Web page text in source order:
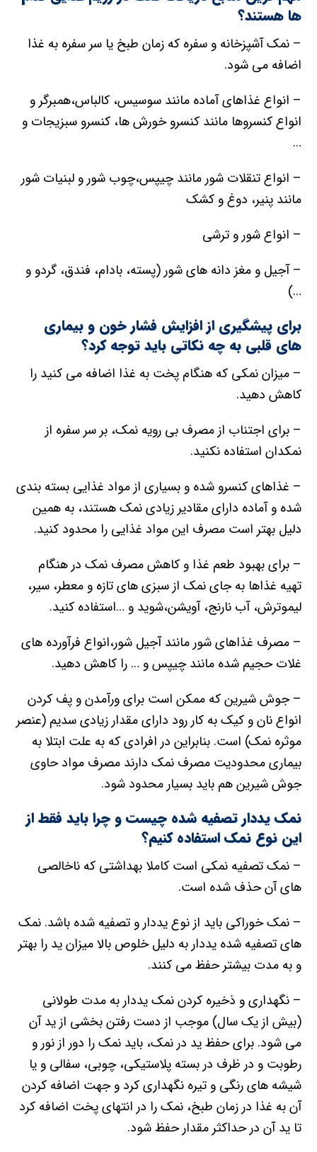
ها هستند؟
– نمک آشپزخانه و سفره که زمان طبخ یا سر سفره به غذا
اضافه می شود.
– انواع غذاهای آماده مانند سوسیس، کالباس،همبرگر و
انواع کنسروها مانند کنسرو خورش ها، کنسرو سبزیجات و
…
– انواع تنقلات شور مانند چیپس،چوب شور و لبنیات شور
مانند پنیر، دوغ و کشک
– انواع شور و ترشی
– آجیل و مغز دانه های شور (پسته، بادام، فندق، گردو و
…)
برای پیشگیری از افزایش فشار خون و بیماری
های قلبی به چه نکاتی باید توجه کرد؟
– میزان نمکی که هنگام پخت به غذا اضافه می کنید را
کاهش دهید.
– برای اجتناب از مصرف بی رویه نمک، بر سر سفره از
نمکدان استفاده نکنید.
– غذاهای کنسرو شده و بسیاری از مواد غذایی بسته بندی
شده و آماده دارای مقادیر زیادی نمک هستند، به همین
دلیل بهتر است مصرف این مواد غذایی را محدود کنید.
– برای بهبود طعم غذا و کاهش مصرف نمک در هنگام
تهیه غذاها به جای نمک از سبزی های تازه و معطر، سیر،
لیموترش، آب نارنج، آویشن،شوید و …استفاده کنید.
– مصرف غذاهای شور مانند آجیل شور،انواع فرآورده های
غلات حجیم شده مانند چیپس و … را کاهش دهید.
– جوش شیرین که ممکن است برای ورآمدن و پف کردن
انواع نان و کیک به کار رود دارای مقدار زیادی سدیم (عنصر
موثره نمک) است. بنابراین در افرادی که به علت ابتلا به
بیماری محدودیت مصرف نمک دارند مصرف مواد حاوی
جوش شیرین هم باید بسیار محدود شود.
نمک یددار تصفیه شده چیست و چرا باید فقط از
این نوع نمک استفاده کنیم؟
– نمک تصفیه نمکی است کاملا بهداشتی که ناخالصی
های آن حذف شده است.
– نمک خوراکی باید از نوع یددار و تصفیه شده باشد. نمک
های تصفیه شده یددار به دلیل خلوص بالا میزان ید را بهتر
و به مدت بیشتر حفظ می کنند.
– نگهداری و ذخیره کردن نمک یددار به مدت طولانی
(بیش از یک سال) موجب از دست رفتن بخشی از ید آن
می شود. برای حفظ ید در نمک، باید نمک را دور از نور و
رطوبت و در ظرف در بسته پلاستیکی، چوبی، سفالی و یا
شیشه های رنگی و تیره نگهداری کرد و جهت اضافه کردن
آن به غذا در زمان طبخ، نمک را در انتهای پخت اضافه کرد
تا ید آن در حداکثر مقدار حفظ شود.